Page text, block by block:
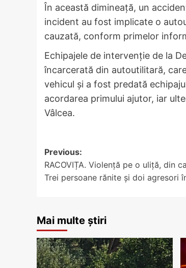
În această dimineață, un
incident au fost implicate o
cauzată, conform primelor
Echipajele de intervenție de la
încarcerată din autoutilitară,
vehicul și a fost predată
acordarea primului ajutor, iar
Vâlcea.
Post
navigation
Previous:
RACOVIȚA. Violență pe o uliță, din
Trei persoane rănite și doi agresori
Mai multe știri